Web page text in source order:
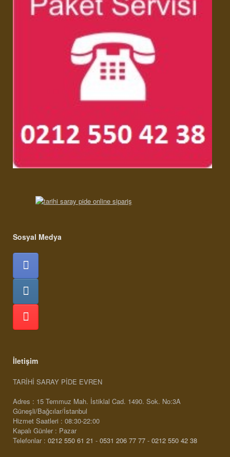
Sosyal Medya
İletişim
TARİHİ SARAY PİDE EVREN
Adres : 15 Temmuz Mah. İstiklal Cad. 1490. Sok. No:3A
Güneşli/Bağcılar/İstanbul
Hizmet Saatleri : 08:30-22:00
Kapalı Günler : Pazar
Telefonlar : 0212 550 61 21 - 0531 206 77 77 - 0212 550 42 38